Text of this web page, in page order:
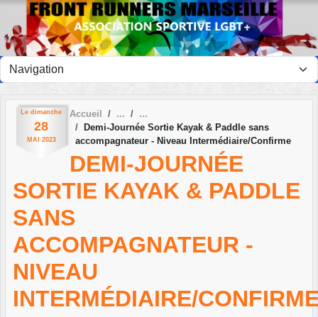
Le dimanche
28
MAI 2023
Accueil
Demi-Journée Sortie Kayak & Paddle sans
accompagnateur - Niveau Intermédiaire/Confirme
DEMI-JOURNÉE
SORTIE KAYAK & PADDLE
SANS
ACCOMPAGNATEUR -
NIVEAU
INTERMÉDIAIRE/
Panneau de gestion des cookies